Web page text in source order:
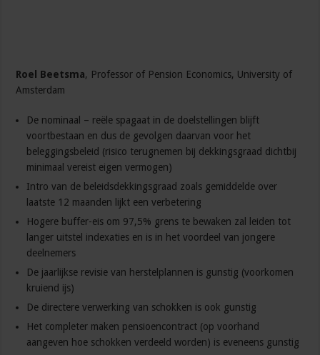
Roel Beetsma, Professor of Pension Economics, University of
Amsterdam
De nominaal – reële spagaat in de doelstellingen blijft
voortbestaan en dus de gevolgen daarvan voor het
beleggingsbeleid (risico terugnemen bij dekkingsgraad dichtbij
minimaal vereist eigen vermogen)
Intro van de beleidsdekkingsgraad zoals gemiddelde over
laatste 12 maanden lijkt een verbetering
Hogere buffer-eis om 97,5% grens te bewaken zal leiden tot
langer uitstel indexaties en is in het voordeel van jongere
deelnemers
De jaarlijkse revisie van herstelplannen is gunstig (voorkomen
kruiend ijs)
De directere verwerking van schokken is ook gunstig
Het completer maken pensioencontract (op voorhand
aangeven hoe schokken verdeeld worden) is eveneens gunstig